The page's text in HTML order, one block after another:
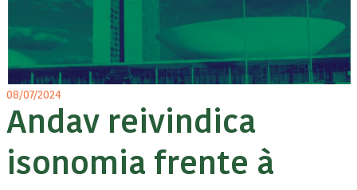
08/07/2024
Andav reivindica
isonomia frente à